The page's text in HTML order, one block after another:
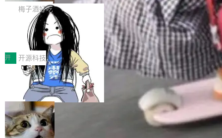
续增长的AI成本该如何优化。 深信服AI算力网关
正是围绕这些实际问题，从Token治理和成本治
理两个方面，让用户的每一份算力都看得清、管
得住、用得稳、省得下、更安全！ 一、从现在开
始，Token使用一目...
wat（Google 员工编号 23，Jeff Dean 二十多
年的编程搭档，MapReduce 和 Bigtable 的共同
作者）、Quoc Le（Google 大脑核心成员，Se
q2Seq 和 DocAI 的共同发明人）以及 Oriol Vin
yals（Gemini 联合负责人，AlphaSta...
把「看得清、用母语、记得住」三件事一次补
齐。 SolonCode 是什么 SolonCode 是杭州无
耳科技研发的企业级终端编码智能体——一位全
中文驱动的数字员工，自主理解需求、规划步
骤、编写代码。不挑模型、不挑平台，curl 一行
装完即用。 开源地址：Gitee · GitCode · GitHu
b 安装 支持 Java 8+（8~26）、macOS / Linu
x / Windows / Harmony PC。 # macOS / Linu
x / Harmony PC curl -fsSL https://solon.noea
r.org/solon...
梅子酒好吃
让“代码语义理解”深度释放AI Coding
价值潜能：华为云码道（CodeArts）
代码仓技术解析
一、代码仓深度理解技术的作用与价值 在软件工
程实践中，代码仓是企业核心知识资产的主要载
体。企业级代码仓库通常包含数十万乃至数百万
个文件，其规模远超单次模型调用可承载的上下
文窗口。随着项目规模的持续扩张与代码历史的
不断累积，代码仓中的模块关系、接口契约、业
务逻辑等关键信息往往分散于数十乃至数百个文
件之中，形成高度复杂的知识关联网络。传统的
开 开源科技
一条“删库”命令跑 17 小时，算法工程
师删光 89TB 数据只为干私活
最高人民检察院8月4日公布了一起案件：北京一
名90后算法工程师王某，为了给自己接的私活腾
服务器空间，删光了公司AI游戏部门的全部核心
数据。 王某2024年1月入职东城区某科技公司AI
局
Cloudflare 分享推理优化实践：KV ca